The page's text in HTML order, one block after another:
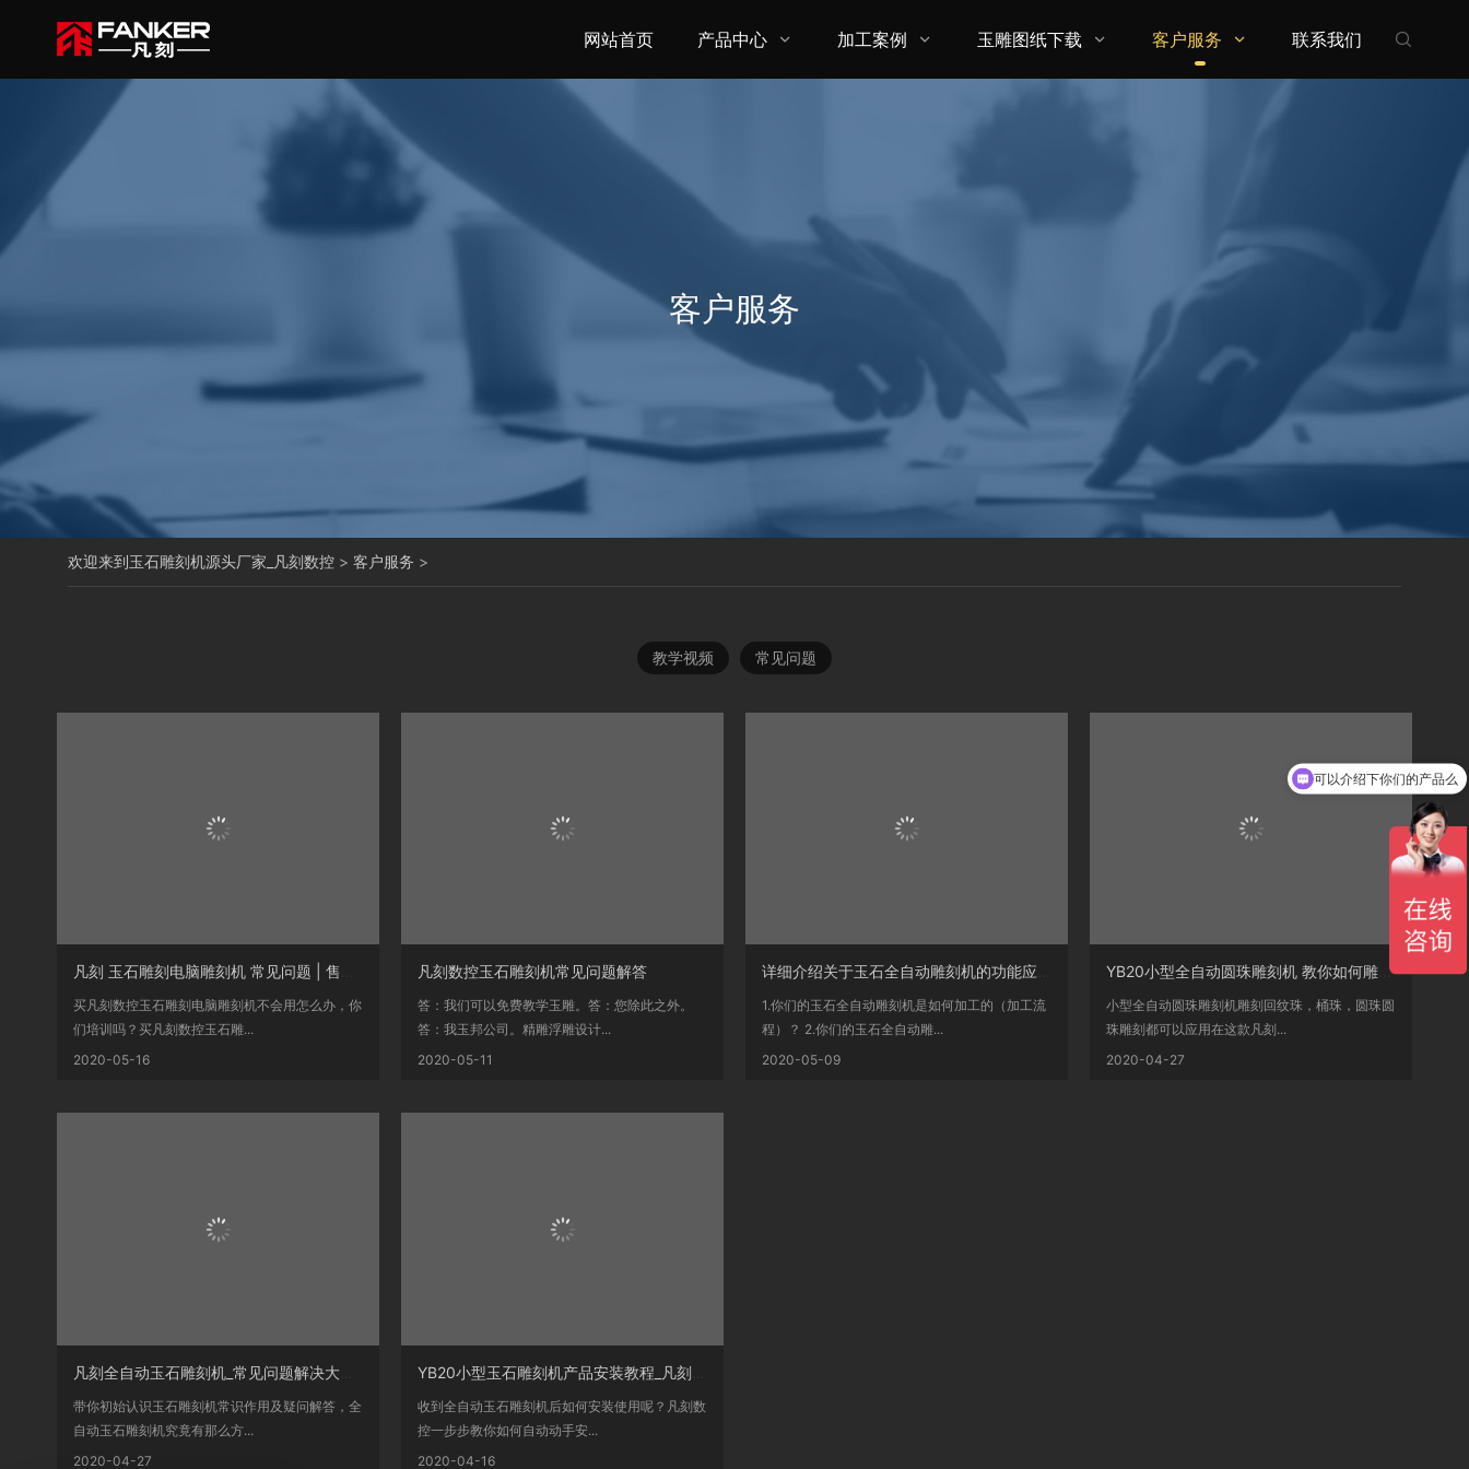

网站首页 产品中心  加工案例  玉雕图纸下载  客户服务  联系我们
客户服务
欢迎来到玉石雕刻机源头厂家_凡刻数控 > 客户服务 >
教学视频 常见问题
买凡刻数控玉石雕刻电脑雕刻机不会用怎么办，你
们培训吗？买凡刻数控玉石雕...
2020-05-16
凡刻数控玉石雕刻机常见问题解答
答：我们可以免费教学玉雕。答：您除此之外。
答：我玉邦公司。精雕浮雕设计...
2020-05-11
1.你们的玉石全自动雕刻机是如何加工的（加工流
程）？ 2.你们的玉石全自动雕...
2020-05-09
YB20小型全自动圆珠雕刻机 教你如何雕出精美圆珠
小型全自动圆珠雕刻机雕刻回纹珠，桶珠，圆珠圆
珠雕刻都可以应用在这款凡刻...
2020-04-27
带你初始认识玉石雕刻机常识作用及疑问解答，全
自动玉石雕刻机究竟有那么方...
2020-04-27
收到全自动玉石雕刻机后如何安装使用呢？凡刻数
控一步步教你如何自动动手安...
2020-04-16
可以介绍下你们的产品么